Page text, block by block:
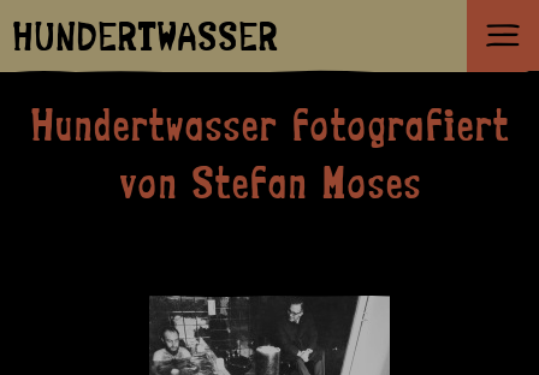
HUNDERTWASSER
Hundertwasser fotografiert
von Stefan Moses